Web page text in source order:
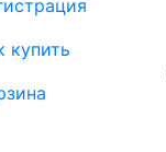
купить